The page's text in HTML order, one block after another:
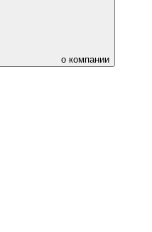
о компании